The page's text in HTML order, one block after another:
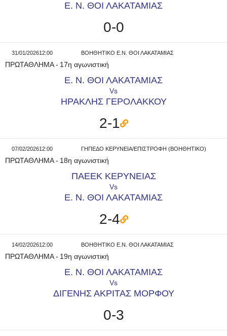
Ε. Ν. ΘΟΙ ΛΑΚΑΤΑΜΙΑΣ
0-0
31/01/202612:00 ΒΟΗΘΗΤΙΚΟ Ε.Ν. ΘΟΙ ΛΑΚΑΤΑΜΙΑΣ
ΠΡΩΤΑΘΛΗΜΑ- 17η αγωνιστική
Ε. Ν. ΘΟΙ ΛΑΚΑΤΑΜΙΑΣ
Vs
ΗΡΑΚΛΗΣ ΓΕΡΟΛΑΚΚΟΥ
2-1
07/02/202612:00 ΓΗΠΕΔΟ ΚΕΡΥΝΕΙΑ/ΕΠΙΣΤΡΟΦΗ (ΒΟΗΘΗΤΙΚΟ)
ΠΡΩΤΑΘΛΗΜΑ- 18η αγωνιστική
ΠΑΕΕΚ ΚΕΡΥΝΕΙΑΣ
Vs
Ε. Ν. ΘΟΙ ΛΑΚΑΤΑΜΙΑΣ
2-4
14/02/202612:00 ΒΟΗΘΗΤΙΚΟ Ε.Ν. ΘΟΙ ΛΑΚΑΤΑΜΙΑΣ
ΠΡΩΤΑΘΛΗΜΑ- 19η αγωνιστική
Ε. Ν. ΘΟΙ ΛΑΚΑΤΑΜΙΑΣ
Vs
ΔΙΓΕΝΗΣ ΑΚΡΙΤΑΣ ΜΟΡΦΟΥ
0-3